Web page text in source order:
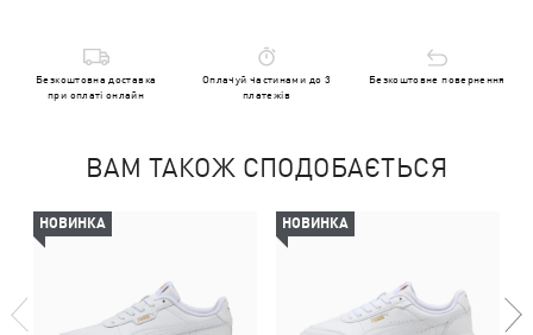
Безкоштовна доставка
при оплаті онлайн
Оплачуй частинами до 3
платежів
Безкоштовне повернення
ВАМ ТАКОЖ СПОДОБАЄТЬСЯ
НОВИНКА НОВИНКА